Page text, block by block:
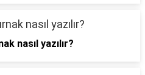
nasıl yazılır?